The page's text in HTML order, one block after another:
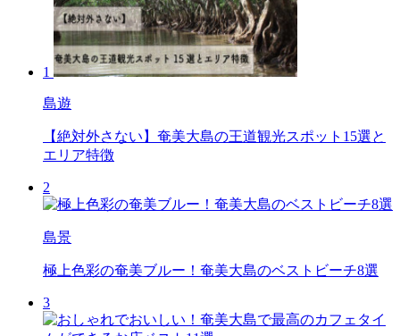
1
島遊
【絶対外さない】奄美大島の王道観光スポット15選と
エリア特徴
2
島景
極上色彩の奄美ブルー！奄美大島のベストビーチ8選
3